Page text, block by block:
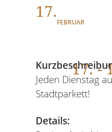
17.
FEBRUAR
17. -
Jeden Dienstag
Stadtparkett!
Details: